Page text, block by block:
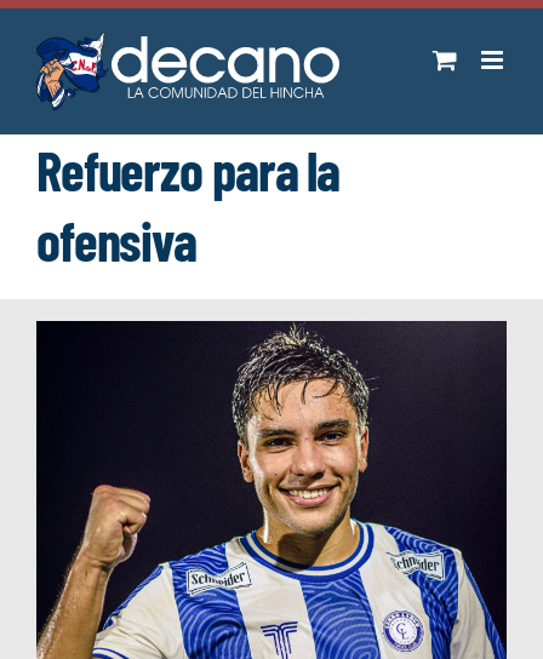
Saltar
contenido
Refuerzo para la
ofensiva